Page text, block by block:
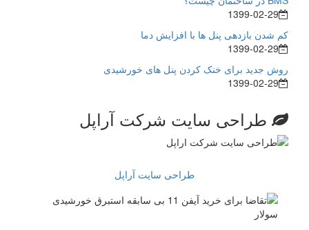
1399-02-29
کم شدن بازدهی پنل ها با افزایش دما
1399-02-29
روش جدید برای خنک کردن پنل های خورشیدی
1399-02-29
طراحی سایت شرکت آراپل
طراحی سایت آراپل